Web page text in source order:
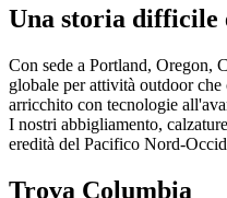
Una storia difficile
Con sede a Portland, Oregon,
globale per attività outdoor
arricchito con tecnologie
I nostri abbigliamento,
eredità del Pacifico Nord-
Trova Columbia